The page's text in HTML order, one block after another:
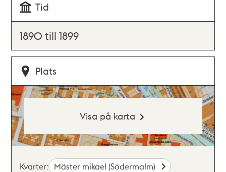
Tid
1890 till 1899
Plats
Visa på karta
Kvarter: Mäster mikael (Södermalm)